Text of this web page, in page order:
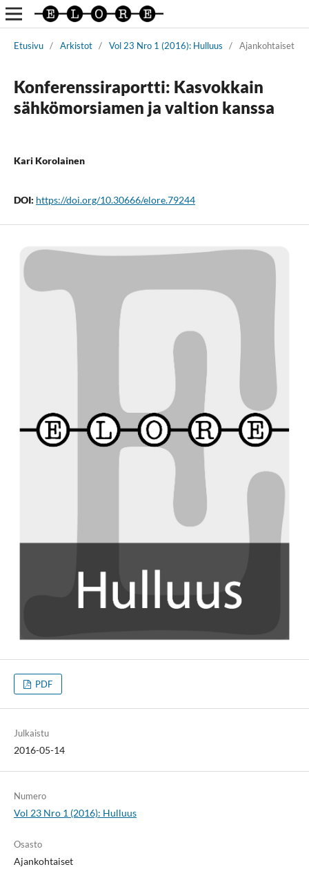
Etusivu / Arkistot / Vol 23 Nro 1 (2016): Hulluus / Ajankohtaiset
Konferenssiraportti: Kasvokkain
sähkömorsiamen ja valtion kanssa
Kari Korolainen
DOI: https://doi.org/10.30666/elore.79244
PDF
Julkaistu
2016-05-14
Numero
Vol 23 Nro 1 (2016): Hulluus
Osasto
Ajankohtaiset